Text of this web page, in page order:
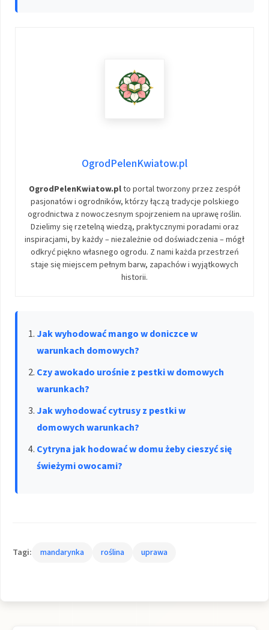
OgrodPelenKwiatow.pl
OgrodPelenKwiatow.plto portal tworzony przez zespół
pasjonatów i ogrodników, którzy łączą tradycje polskiego
ogrodnictwa z nowoczesnym spojrzeniem na uprawę roślin.
Dzielimy się rzetelną wiedzą, praktycznymi poradami oraz
inspiracjami, by każdy – niezależnie od doświadczenia – mógł
odkryć piękno własnego ogrodu. Z nami każda przestrzeń
staje się miejscem pełnym barw, zapachów i wyjątkowych
historii.
Jak wyhodować mango w doniczce w
warunkach domowych?
Czy awokado urośnie z pestki w domowych
warunkach?
Jak wyhodować cytrusy z pestki w
domowych warunkach?
Cytryna jak hodować w domu żeby cieszyć się
świeżymi owocami?
Tagi: mandarynka roślina uprawa